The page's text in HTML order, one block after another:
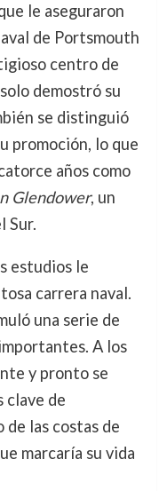
le aseguraron
de Portsmouth
centro de
demostró su
se distinguió
promoción, lo que
años como
Glendower, un
Sur.
estudios le
carrera naval.
una serie de
A los
y pronto se
clave de
las costas de
marcaría su vida